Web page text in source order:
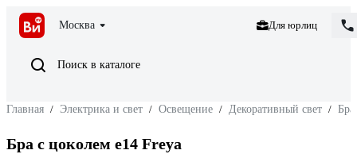
Москва Для юрлиц
Поиск в каталоге
Главная / Электрика и свет / Освещение / Декоративный свет / Бра
Бра с цоколем e14 Freya